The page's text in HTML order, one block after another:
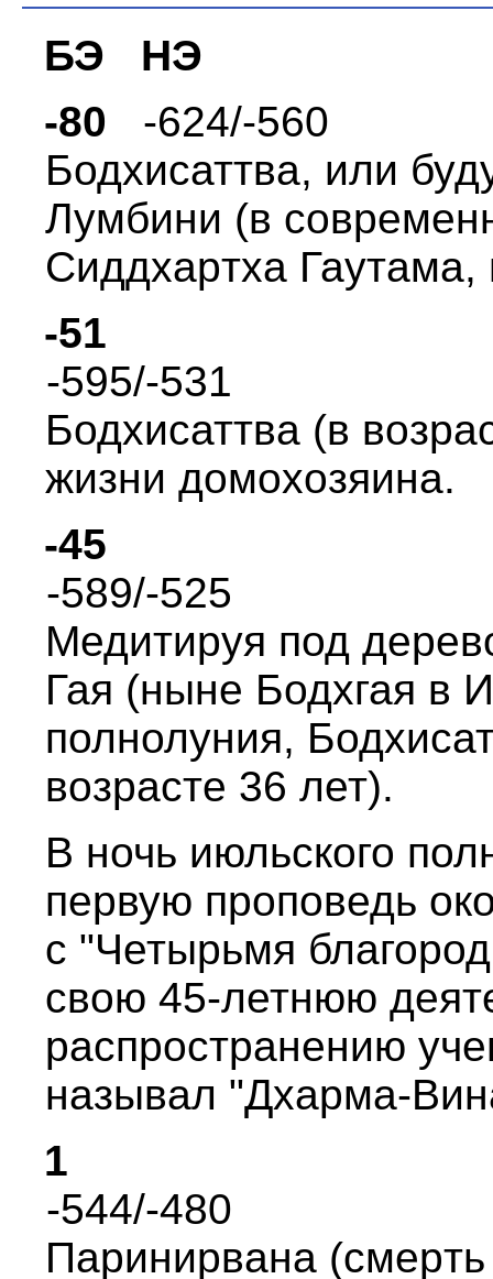
БЭ HЭ
-80 -624/-560
Бодхисаттва, или
Лумбини (в
Сиддхаpтха
-51
-595/-531
Бодхисаттва (в
жизни домохозяина.
-45
-589/-525
Медитиpуя под
Гая (ныне Бодхгая в
полнолуния,
возpасте 36 лет).
В ночь июльского
пеpвую пpоповедь
с "Четыpьмя
свою 45-летнюю
pаспpостpанению
называл "Дхаpма-
1
-544/-480
Паpиниpвана